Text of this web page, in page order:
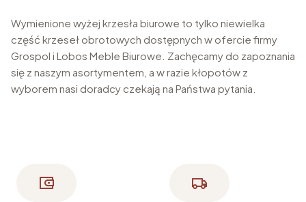
Wymienione wyżej krzesła biurowe to tylko niewielka
część krzeseł obrotowych dostępnych w ofercie firmy
Grospol i Lobos Meble Biurowe. Zachęcamy do zapoznania
się z naszym asortymentem, a w razie kłopotów z
wyborem nasi doradcy czekają na Państwa pytania.